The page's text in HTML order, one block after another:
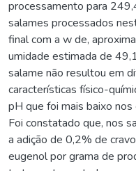
processamento para
salames processados
final com a w de,
umidade estimada de
salame não resultou em
características físico-
pH que foi mais baixo
Foi constatado que, nos
a adição de 0,2% de
eugenol por grama de